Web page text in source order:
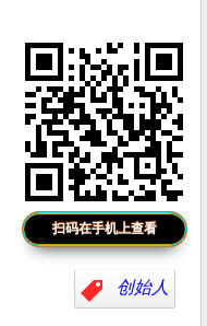
扫码在手机上查看
创始人